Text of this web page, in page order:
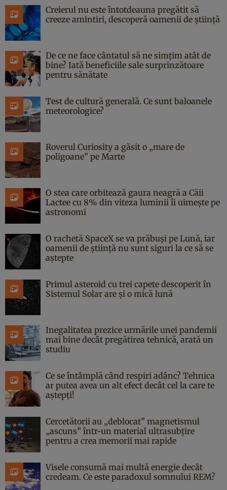
Creierul nu este întotdeauna pregătit să
creeze amintiri, descoperă oamenii de știință
De ce ne face cântatul să ne simțim atât de
bine? Iată beneficiile sale surprinzătoare
pentru sănătate
Test de cultură generală. Ce sunt baloanele
meteorologice?
Roverul Curiosity a găsit o „mare de
poligoane” pe Marte
O stea care orbitează gaura neagră a Căii
Lactee cu 8% din viteza luminii îi uimește pe
astronomi
O rachetă SpaceX se va prăbuși pe Lună, iar
oamenii de știință nu sunt siguri la ce să se
aștepte
Primul asteroid cu trei capete descoperit în
Sistemul Solar are și o mică lună
Inegalitatea prezice urmările unei pandemii
mai bine decât pregătirea tehnică, arată un
studiu
Ce se întâmplă când respiri adânc? Tehnica
ar putea avea un alt efect decât cel la care te
aștepți!
Cercetătorii au „deblocat” magnetismul
„ascuns” într-un material ultrasubțire
pentru a crea memorii mai rapide
Visele consumă mai multă energie decât
credeam. Ce este paradoxul somnului REM?